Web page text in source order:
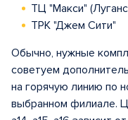
ТЦ "Макси"
ТРК "Джем Сити"
Обычно, нужные
советуем
на горячую линию по
выбранном филиале.